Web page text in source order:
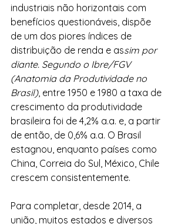
industriais não horizontais com
benefícios questionáveis, dispõe
de um dos piores índices de
distribuição de renda e assim por
diante. Segundo o Ibre/FGV
(Anatomia da Produtividade no
Brasil), entre 1950 e 1980 a taxa de
crescimento da produtividade
brasileira foi de 4,2% a.a. e, a partir
de então, de 0,6% a.a. O Brasil
estagnou, enquanto países como
China, Correia do Sul, México, Chile
crescem consistentemente.
Para completar, desde 2014, a
união, muitos estados e diversos